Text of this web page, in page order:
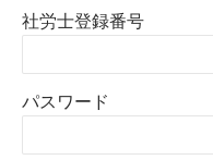
社労士登録番号
パスワード